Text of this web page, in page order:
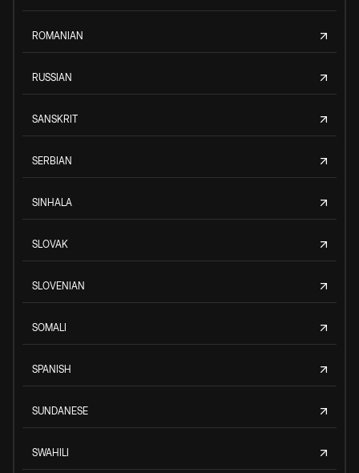
ROMANIAN
RUSSIAN
SANSKRIT
SERBIAN
SINHALA
SLOVAK
SLOVENIAN
SOMALI
SPANISH
SUNDANESE
SWAHILI